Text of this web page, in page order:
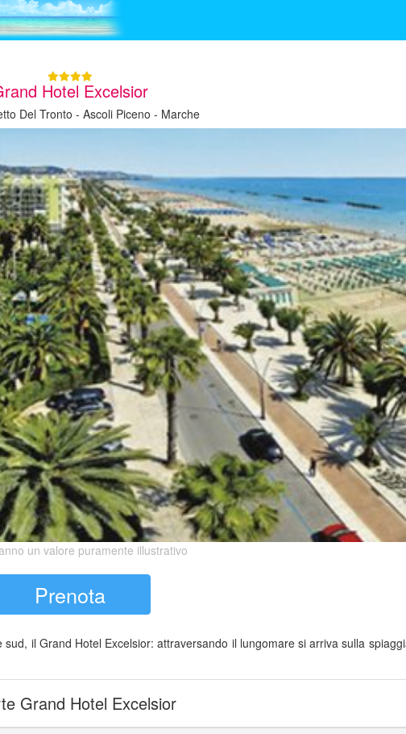
Hotel Excelsior
Del Tronto - Ascoli Piceno - Marche
un valore puramente illustrativo
Prenota
il Grand Hotel Excelsior: attraversando il lungomare si arriva sulla
Grand Hotel Excelsior